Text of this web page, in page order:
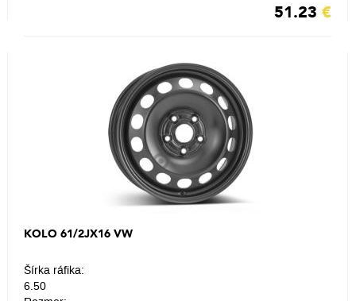
51.23 €
KOLO 61/2JX16 VW
Šírka ráfika:
6.50